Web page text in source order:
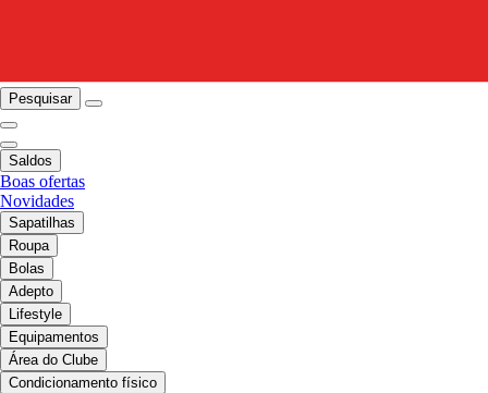
Pesquisar
Saldos
Boas ofertas
Novidades
Sapatilhas
Roupa
Bolas
Adepto
Lifestyle
Equipamentos
Área do Clube
Condicionamento físico